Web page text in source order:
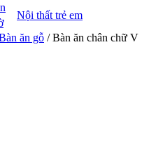
Nội thất trẻ em
ăn gỗ / Bàn ăn chân chữ V